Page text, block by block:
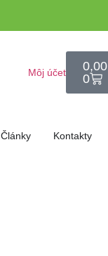
Môj účet 0,00
0
Články Kontakty